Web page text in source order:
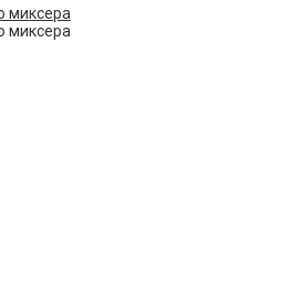
миксера
миксера